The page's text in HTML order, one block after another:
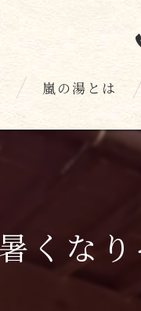
嵐の湯とは
くな